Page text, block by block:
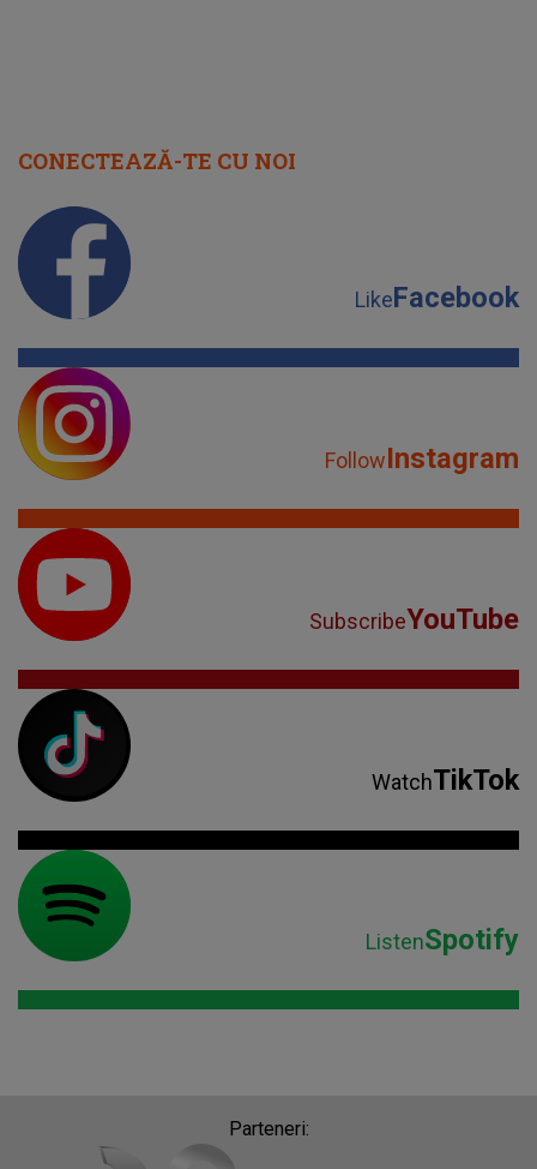
CONECTEAZĂ-TE CU NOI
LikeFacebook
FollowInstagram
SubscribeYouTube
WatchTikTok
ListenSpotify
Parteneri: